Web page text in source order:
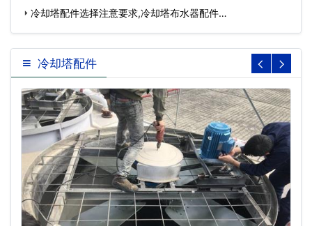
冷却塔配件选择注意要求,冷却塔布水器配件…
冷却塔配件